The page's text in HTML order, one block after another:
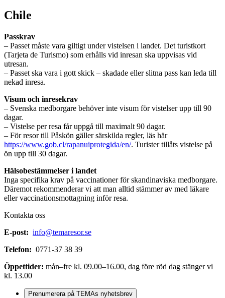
Chile
Passkrav
– Passet måste vara giltigt under vistelsen i landet. Det turistkort
(Tarjeta de Turismo) som erhålls vid inresan ska uppvisas vid
utresan.
– Passet ska vara i gott skick – skadade eller slitna pass kan leda till
nekad inresa.
Visum och inresekrav
– Svenska medborgare behöver inte visum för vistelser upp till 90
dagar.
– Vistelse per resa får uppgå till maximalt 90 dagar.
– För resor till Påskön gäller särskilda regler, läs här
https://www.gob.cl/rapanuiprotegida/en/. Turister tillåts vistelse på
ön upp till 30 dagar.
Hälsobestämmelser i landet
Inga specifika krav på vaccinationer för skandinaviska medborgare.
Däremot rekommenderar vi att man alltid stämmer av med läkare
eller vaccinationsmottagning inför resa.
Kontakta oss
E-post: info@temaresor.se
Telefon: 0771-37 38 39
Öppettider: mån–fre kl. 09.00–16.00, dag före röd dag stänger vi
kl. 13.00
Prenumerera på TEMAs nyhetsbrev